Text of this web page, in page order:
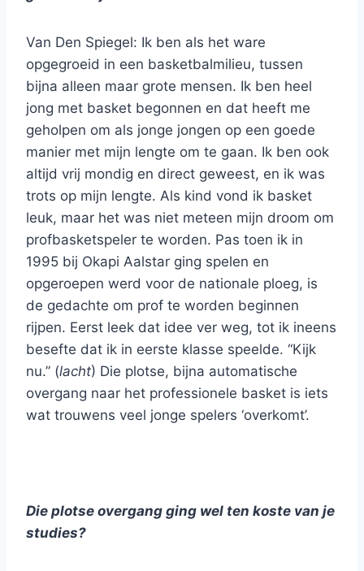
Van Den Spiegel: Ik ben als het ware
opgegroeid in een basketbalmilieu, tussen
bijna alleen maar grote mensen. Ik ben heel
jong met basket begonnen en dat heeft me
geholpen om als jonge jongen op een goede
manier met mijn lengte om te gaan. Ik ben ook
altijd vrij mondig en direct geweest, en ik was
trots op mijn lengte. Als kind vond ik basket
leuk, maar het was niet meteen mijn droom om
profbasketspeler te worden. Pas toen ik in
1995 bij Okapi Aalstar ging spelen en
opgeroepen werd voor de nationale ploeg, is
de gedachte om prof te worden beginnen
rijpen. Eerst leek dat idee ver weg, tot ik ineens
besefte dat ik in eerste klasse speelde. “Kijk
nu.” (lacht) Die plotse, bijna automatische
overgang naar het professionele basket is iets
wat trouwens veel jonge spelers ‘overkomt’.
Die plotse overgang ging wel ten koste van je
studies?